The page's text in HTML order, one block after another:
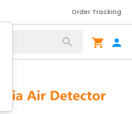
Order Tracking